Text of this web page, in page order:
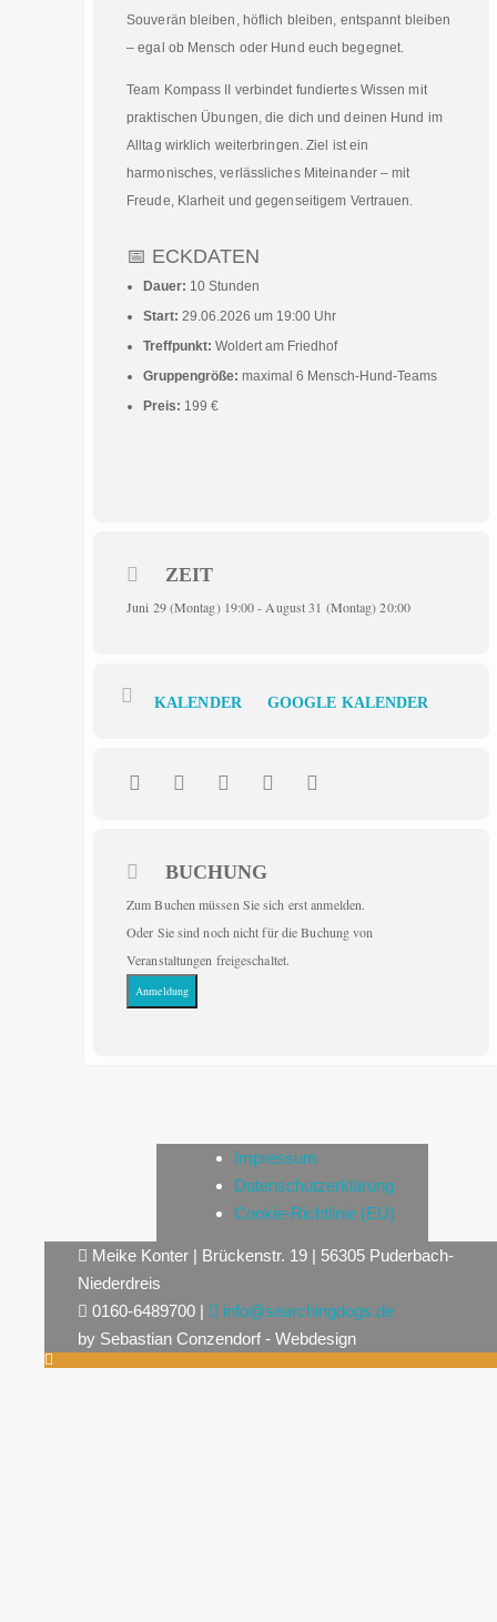
Souverän bleiben, höflich bleiben, entspannt bleiben
– egal ob Mensch oder Hund euch begegnet.
Team Kompass II verbindet fundiertes Wissen mit
praktischen Übungen, die dich und deinen Hund im
Alltag wirklich weiterbringen. Ziel ist ein
harmonisches, verlässliches Miteinander – mit
Freude, Klarheit und gegenseitigem Vertrauen.
📅 ECKDATEN
Dauer: 10 Stunden
Start: 29.06.2026 um 19:00 Uhr
Treffpunkt: Woldert am Friedhof
Gruppengröße: maximal 6 Mensch‑Hund‑Teams
Preis: 199 €
ZEIT
Juni 29 (Montag) 19:00 - August 31 (Montag) 20:00
KALENDER GOOGLE KALENDER
BUCHUNG
Zum Buchen müssen Sie sich erst anmelden.
Oder Sie sind noch nicht für die Buchung von
Veranstaltungen freigeschaltet.
Anmeldung
Impressum
Datenschutzerklärung
Cookie-Richtlinie (EU)
Meike Konter | Brückenstr. 19 | 56305 Puderbach-
Niederdreis
0160-6489700 |
info@searchingdogs.de
by Sebastian Conzendorf - Webdesign